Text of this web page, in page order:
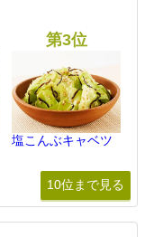
塩こんぶキャベツ
10位まで見る